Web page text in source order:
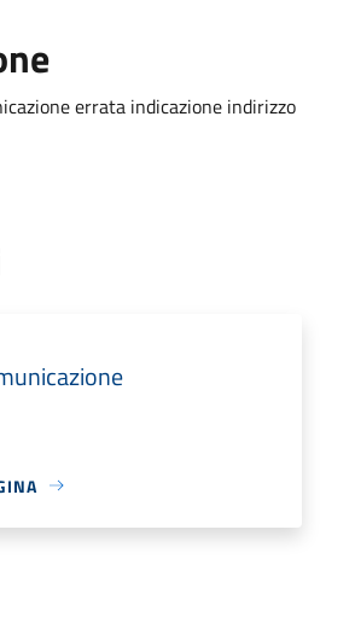
errata indicazione indirizzo